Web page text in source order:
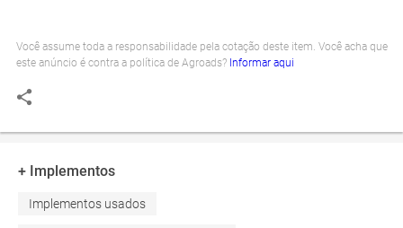
Você assume toda a responsabilidade pela cotação deste item. Você acha que
este anúncio é contra a política de Agroads? Informar aqui
+ Implementos
Implementos usados